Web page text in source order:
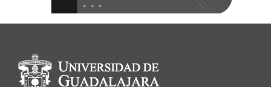
Información del
portal